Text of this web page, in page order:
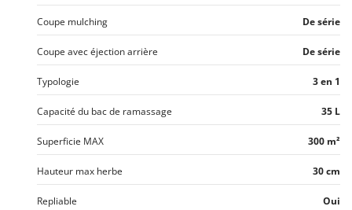
Coupe mulching De série
Coupe avec éjection arrière De série
Typologie 3 en 1
Capacité du bac de ramassage 35 L
Superficie MAX 300 m²
Hauteur max herbe 30 cm
Repliable Oui